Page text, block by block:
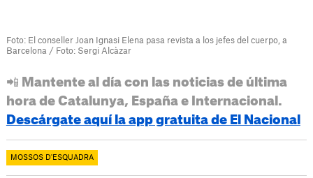
Foto: El conseller Joan Ignasi Elena pasa revista a los jefes del cuerpo, a
Barcelona / Foto: Sergi Alcàzar
📲 Mantente al día con las noticias de última
hora de Catalunya, España e Internacional.
Descárgate aquí la app gratuita de El Nacional
MOSSOS D'ESQUADRA